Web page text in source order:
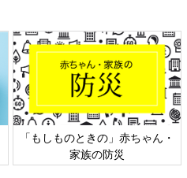
「もしものときの」赤ちゃん・
家族の防災